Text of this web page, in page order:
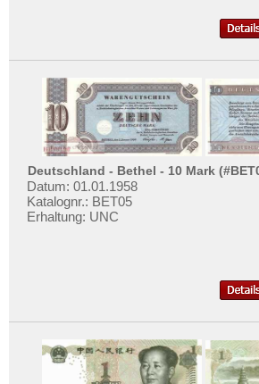
Deutschland - Bethel - 10 Mark
Datum: 01.01.1958
Katalognr.: BET05
Erhaltung: UNC